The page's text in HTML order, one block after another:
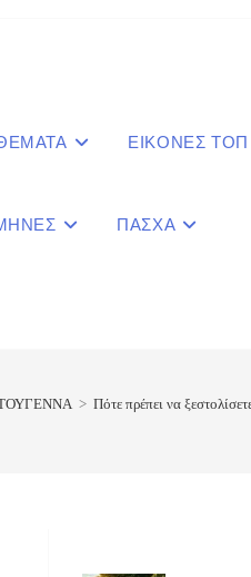
ΕΙΚΟΝΕΣ ΤΟΠ
ΠΑΣΧΑ
> Πότε πρέπει να